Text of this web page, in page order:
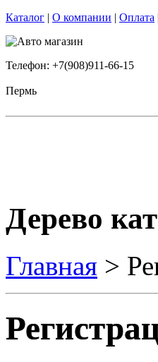
Каталог | О компании | Оплата
Телефон: +7(908)911-66-15
Пермь
Дерево
Главная >